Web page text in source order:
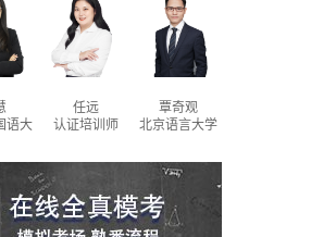
营销管理+学士
学位
学硕士；北京
师范大学珠海
分校，人力资
源管理学士
语大
任远
认证培训师
覃奇观
北京语言大学
学位